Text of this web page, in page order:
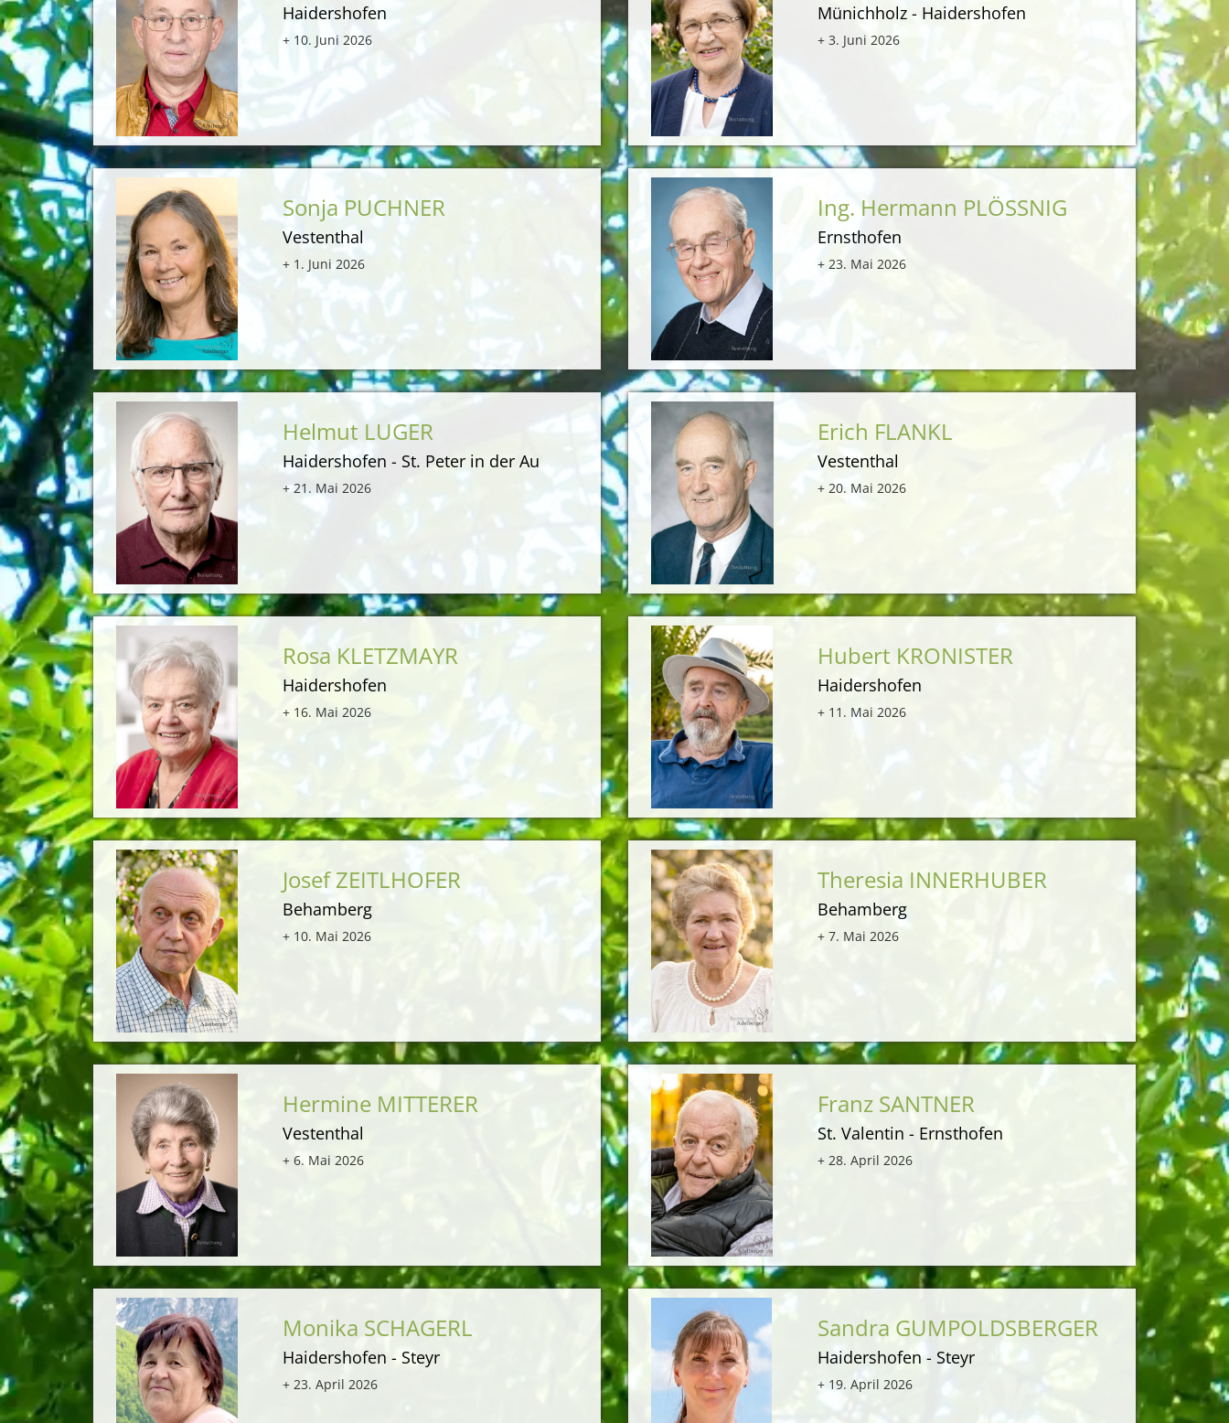
Haidershofen
+ 10. Juni 2026
Münichholz - Haidershofen
+ 3. Juni 2026
Sonja PUCHNER
Vestenthal
+ 1. Juni 2026
Ing. Hermann PLÖSSNIG
Ernsthofen
+ 23. Mai 2026
Helmut LUGER
Haidershofen - St. Peter in der Au
+ 21. Mai 2026
Erich FLANKL
Vestenthal
+ 20. Mai 2026
Rosa KLETZMAYR
Haidershofen
+ 16. Mai 2026
Hubert KRONISTER
Haidershofen
+ 11. Mai 2026
Josef ZEITLHOFER
Behamberg
+ 10. Mai 2026
Theresia INNERHUBER
Behamberg
+ 7. Mai 2026
Hermine MITTERER
Vestenthal
+ 6. Mai 2026
Franz SANTNER
St. Valentin - Ernsthofen
+ 28. April 2026
Monika SCHAGERL
Haidershofen - Steyr
+ 23. April 2026
Sandra GUMPOLDSBERGER
Haidershofen - Steyr
+ 19. April 2026